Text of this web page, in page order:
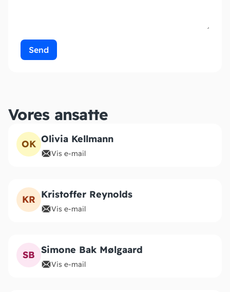
Vores ansatte
OK Olivia Kellmann
Vis e-mail
KR Kristoffer Reynolds
Vis e-mail
SB Simone Bak Mølgaard
Vis e-mail